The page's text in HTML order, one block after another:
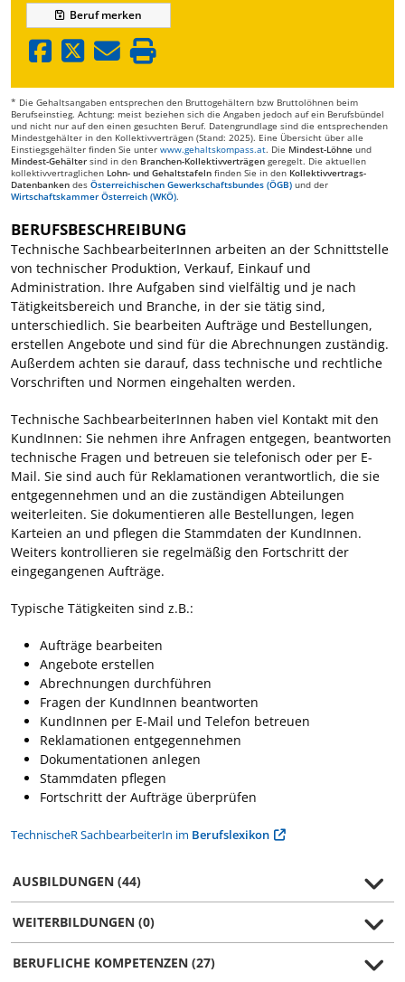
Berufmerken
* Die Gehaltsangaben entsprechen den Bruttogehältern bzw Bruttolöhnen beim
Berufseinstieg. Achtung: meist beziehen sich die Angaben jedoch auf ein Berufsbündel
und nicht nur auf den einen gesuchten Beruf. Datengrundlage sind die entsprechenden
Mindestgehälter in den Kollektivverträgen (Stand: 2025). Eine Übersicht über alle
Einstiegsgehälter finden Sie unter www.gehaltskompass.at. Die Mindest-Löhne und
Mindest-Gehälter sind in den Branchen-Kollektivverträgen geregelt. Die aktuellen
kollektivvertraglichen Lohn- und Gehaltstafeln finden Sie in den Kollektivvertrags-
Datenbanken des Österreichischen Gewerkschaftsbundes (ÖGB) und der
Wirtschaftskammer Österreich (WKÖ).
BERUFSBESCHREIBUNG
Technische SachbearbeiterInnen arbeiten an der Schnittstelle
von technischer Produktion, Verkauf, Einkauf und
Administration. Ihre Aufgaben sind vielfältig und je nach
Tätigkeitsbereich und Branche, in der sie tätig sind,
unterschiedlich. Sie bearbeiten Aufträge und Bestellungen,
erstellen Angebote und sind für die Abrechnungen zuständig.
Außerdem achten sie darauf, dass technische und rechtliche
Vorschriften und Normen eingehalten werden.
Technische SachbearbeiterInnen haben viel Kontakt mit den
KundInnen: Sie nehmen ihre Anfragen entgegen, beantworten
technische Fragen und betreuen sie telefonisch oder per E-
Mail. Sie sind auch für Reklamationen verantwortlich, die sie
entgegennehmen und an die zuständigen Abteilungen
weiterleiten. Sie dokumentieren alle Bestellungen, legen
Karteien an und pflegen die Stammdaten der KundInnen.
Weiters kontrollieren sie regelmäßig den Fortschritt der
eingegangenen Aufträge.
Typische Tätigkeiten sind z.B.:
Aufträge bearbeiten
Angebote erstellen
Abrechnungen durchführen
Fragen der KundInnen beantworten
KundInnen per E-Mail und Telefon betreuen
Reklamationen entgegennehmen
Dokumentationen anlegen
Stammdaten pflegen
Fortschritt der Aufträge überprüfen
TechnischeR SachbearbeiterIn im Berufslexikon
AUSBILDUNGEN (44)
WEITERBILDUNGEN (0)
BERUFLICHE KOMPETENZEN (27)